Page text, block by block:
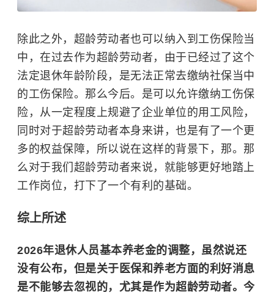
除此之外，超龄劳动者也可以纳入到 工伤保险当
中，在过去作为超龄劳动者，由于已经过了这个
法定退休年龄阶段，是无法正常去缴纳社保当中
的工伤保险。那么今后。是可以允许缴纳工伤保
险，从一定程度上规避了企业单位的用工风险，
同时对于超龄劳动者本身来讲，也是有了一个更
多的权益保障，所以说在这样的背景下，那。那
么对于我们超龄劳动者来说，就能够更好地踏上
工作岗位，打下了一个有利的基础。
综上所述
2026年退休人员基本养老金的调整，虽然说还
没有公布，但是关于医保和养老方面的利好消息
是不能够去忽视的，尤其是作为超龄劳动者。今